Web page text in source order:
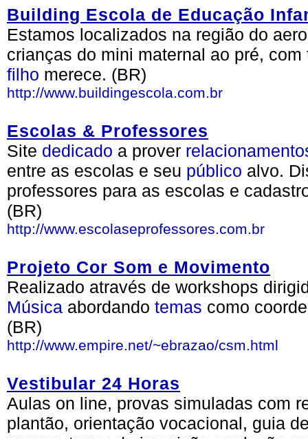
Building Escola de Educação
Estamos localizados na região do
crianças do mini maternal ao pré,
filho merece. (BR)
http://www.buildingescola.com.br
Escolas & Professores
Site dedicado a prover
entre as escolas e seu público alvo.
professores para as escolas e
(BR)
http://www.escolaseprofessores.com.br
Projeto Cor Som e Movimento
Realizado através de workshops
Música abordando temas como
(BR)
http://www.empire.net/~ebrazao/csm.html
Vestibular 24 Horas
Aulas on line, provas simuladas com
plantão, orientação vocacional, guia